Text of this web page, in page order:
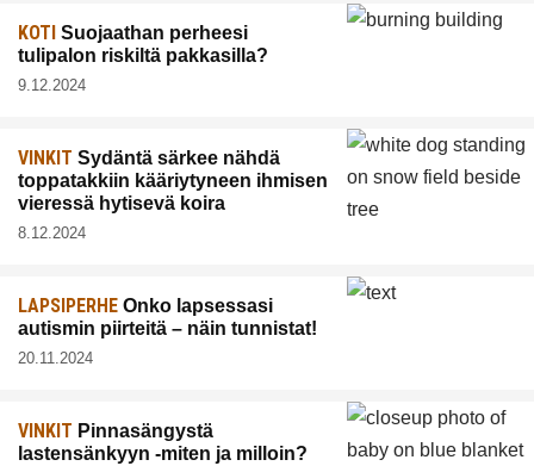
KOTI Suojaathan perheesi
tulipalon riskiltä pakkasilla?
9.12.2024
VINKIT Sydäntä särkee nähdä
toppatakkiin kääriytyneen ihmisen
vieressä hytisevä koira
8.12.2024
LAPSIPERHE Onko lapsessasi
autismin piirteitä – näin tunnistat!
20.11.2024
VINKIT Pinnasängystä
lastensänkyyn -miten ja milloin?